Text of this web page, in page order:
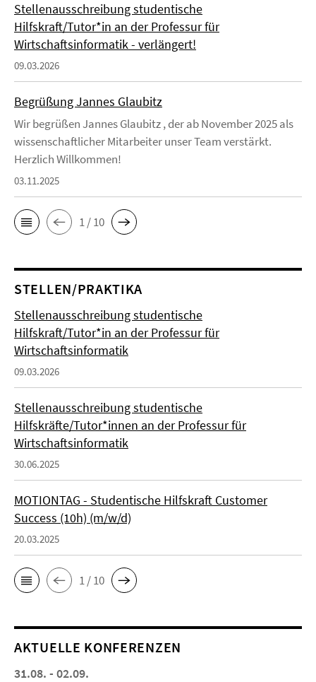
Stellenausschreibung studentische
Hilfskraft/Tutor*in an der Professur für
Wirtschaftsinformatik - verlängert!
09.03.2026
Begrüßung Jannes Glaubitz
Wir begrüßen Jannes Glaubitz , der ab November 2025 als
wissenschaftlicher Mitarbeiter unser Team verstärkt.
Herzlich Willkommen!
03.11.2025
1 / 10
STELLEN/PRAKTIKA
Stellenausschreibung studentische
Hilfskraft/Tutor*in an der Professur für
Wirtschaftsinformatik
09.03.2026
Stellenausschreibung studentische
Hilfskräfte/Tutor*innen an der Professur für
Wirtschaftsinformatik
30.06.2025
MOTIONTAG - Studentische Hilfskraft Customer
Success (10h) (m/w/d)
20.03.2025
1 / 10
AKTUELLE KONFERENZEN
31.08. - 02.09.